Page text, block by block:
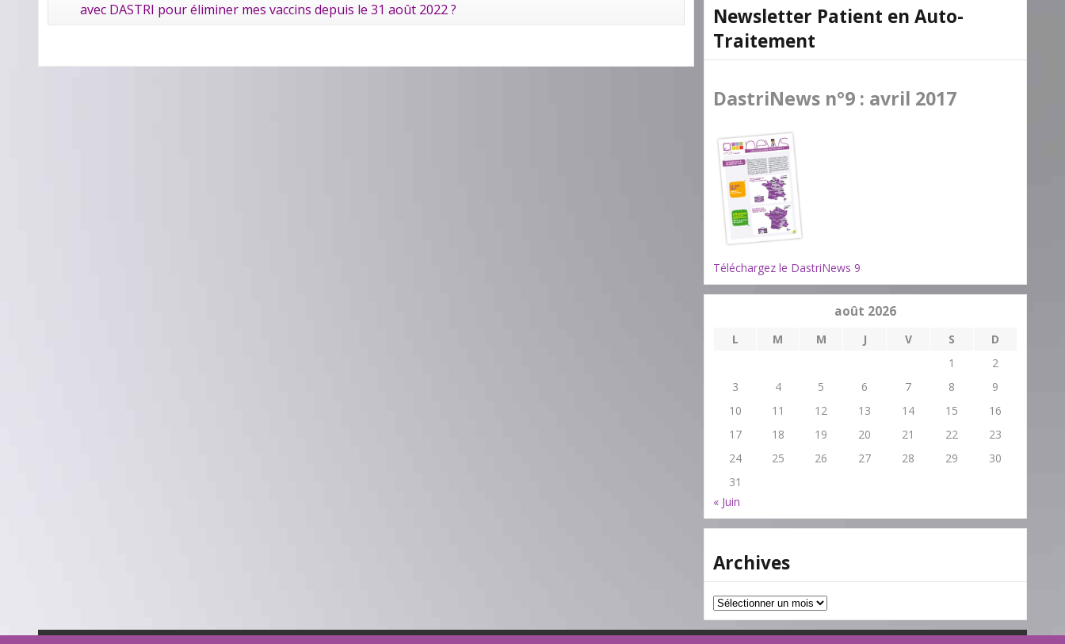
avec DASTRI pour éliminer mes vaccins depuis le 31 août 2022 ?
Newsletter Patient en Auto-
Traitement
DastriNews n°9 : avril 2017
Téléchargez le DastriNews 9
août 2026
L M M J V S
D
1
2
3
4 5 6 7 8
9
10
11 12 13 14 15
16
17
18 19 20 21 22
23
24
25 26 27 28 29
30
31
« Juin
Archives
Archives